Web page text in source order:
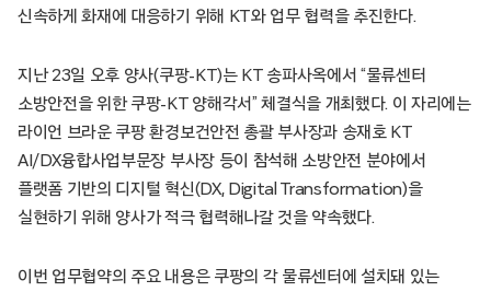
신속하게 화재에 대응하기 위해 KT와 업무 협력을 추진한다.
지난 23일 오후 양사(쿠팡-KT)는 KT 송파사옥에서 “물류센터
소방안전을 위한 쿠팡-KT 양해각서” 체결식을 개최했다. 이 자리에는
라이언 브라운 쿠팡 환경보건안전 총괄 부사장과 송재호 KT
AI/DX융합사업부문장 부사장 등이 참석해 소방안전 분야에서
플랫폼 기반의 디지털 혁신(DX, Digital Transformation)을
실현하기 위해 양사가 적극 협력해나갈 것을 약속했다.
이번 업무협약의 주요 내용은 쿠팡의 각 물류센터에 설치돼 있는